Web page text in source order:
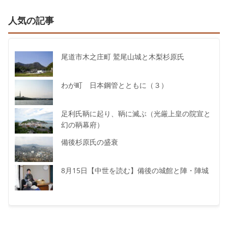
人気の記事
尾道市木之庄町 鷲尾山城と木梨杉原氏
わが町 日本鋼管とともに（３）
足利氏鞆に起り、鞆に滅ぶ（光厳上皇の院宣と
幻の鞆幕府）
備後杉原氏の盛衰
8月15日【中世を読む】備後の城館と陣・陣城